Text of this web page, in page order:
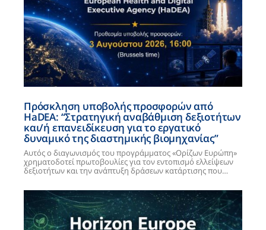
Πρόσκληση υποβολής προσφορών από
HaDEA: “Στρατηγική αναβάθμιση δεξιοτήτων
και/ή επανειδίκευση για το εργατικό
δυναμικό της διαστημικής βιομηχανίας”
Αυτός ο διαγωνισμός του προγράμματος «Ορίζων Ευρώπη»
χρηματοδοτεί πρωτοβουλίες για τον εντοπισμό ελλείψεων
δεξιοτήτων και την ανάπτυξη δράσεων κατάρτισης που…